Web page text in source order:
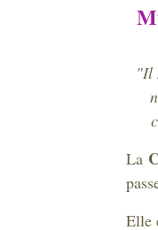
"Il
La
Elle